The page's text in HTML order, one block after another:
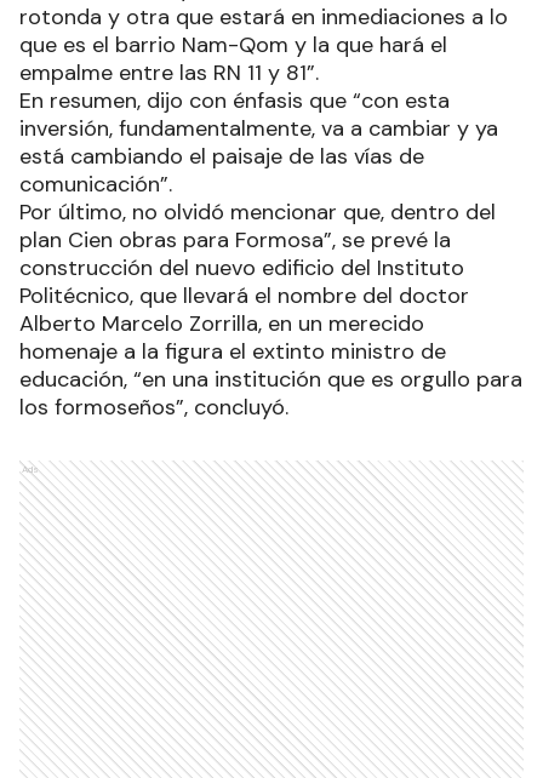
rotonda y otra que estará en inmediaciones a lo
que es el barrio Nam-Qom y la que hará el
empalme entre las RN 11 y 81”.
En resumen, dijo con énfasis que “con esta
inversión, fundamentalmente, va a cambiar y ya
está cambiando el paisaje de las vías de
comunicación”.
Por último, no olvidó mencionar que, dentro del
plan Cien obras para Formosa”, se prevé la
construcción del nuevo edificio del Instituto
Politécnico, que llevará el nombre del doctor
Alberto Marcelo Zorrilla, en un merecido
homenaje a la figura el extinto ministro de
educación, “en una institución que es orgullo para
los formoseños”, concluyó.
Ads